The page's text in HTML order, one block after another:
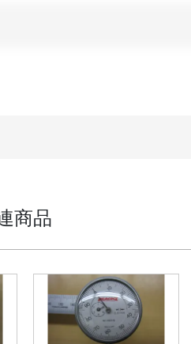
商品